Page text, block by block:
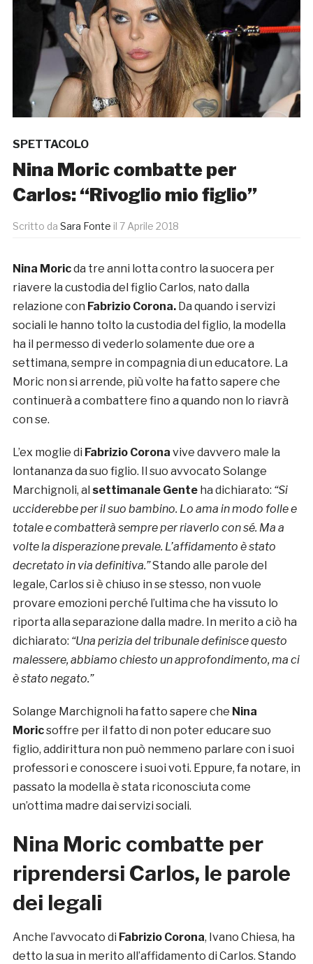
SPETTACOLO
Nina Moric combatte per
Carlos: “Rivoglio mio figlio”
Scritto da Sara Fonte il 7 Aprile 2018
Nina Moricda tre anni lotta contro la suocera per
riavere la custodia del figlio Carlos, nato dalla
relazione con Fabrizio Corona. Da quando i servizi
sociali le hanno tolto la custodia del figlio, la modella
ha il permesso di vederlo solamente due ore a
settimana, sempre in compagnia di un educatore. La
Moric non si arrende, più volte ha fatto sapere che
continuerà a combattere fino a quando non lo riavrà
con se.
L’ex moglie di Fabrizio Corona vive davvero male la
lontananza da suo figlio. Il suo avvocato Solange
Marchignoli, al settimanale Genteha dichiarato: “Si
ucciderebbe per il suo bambino. Lo ama in modo folle e
totale e combatterà sempre per riaverlo con sé. Ma a
volte la disperazione prevale. L’affidamento è stato
decretato in via definitiva.”Stando alle parole del
legale, Carlos si è chiuso in se stesso, non vuole
provare emozioni perché l’ultima che ha vissuto lo
riporta alla separazione dalla madre. In merito a ciò ha
dichiarato: “Una perizia del tribunale definisce questo
malessere, abbiamo chiesto un approfondimento, ma ci
è stato negato.”
Solange Marchignoli ha fatto sapere che Nina
Moricsoffre per il fatto di non poter educare suo
figlio, addirittura non può nemmeno parlare con i suoi
professori e conoscere i suoi voti. Eppure, fa notare, in
passato la modella è stata riconosciuta come
un’ottima madre dai servizi sociali.
Nina Moric combatte per
riprendersi Carlos, le parole
dei legali
Anche l’avvocato di Fabrizio Corona, Ivano Chiesa, ha
detto la sua in merito all’affidamento di Carlos. Stando